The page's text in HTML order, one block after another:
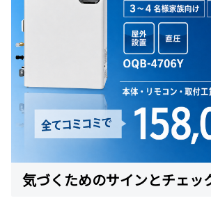
気づくためのサインとチェッ